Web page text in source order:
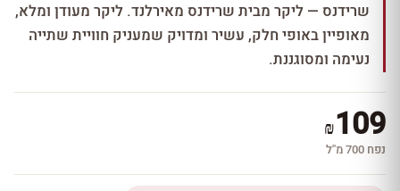
שרידנס — ליקר מבית שרידנס מאירלנד. ליקר מעודן ומלא,
מאופיין באופי חלק, עשיר ומדויק שמעניק חוויית שתייה
נעימה ומסוגננת.
₪109
נפח 700 מ''ל